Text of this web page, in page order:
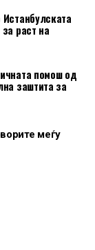
е
раст на
помош од
заштита за
меѓу